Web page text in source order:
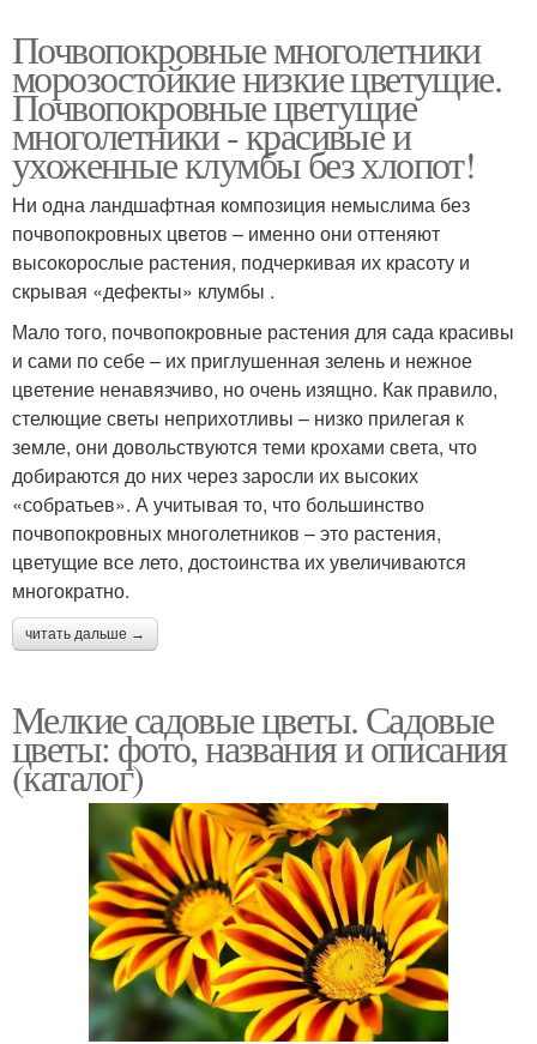
Почвопокровные многолетники
морозостойкие низкие цветущие.
Почвопокровные цветущие
многолетники - красивые и
ухоженные клумбы без хлопот!
Ни одна ландшафтная композиция немыслима без
почвопокровных цветов – именно они оттеняют
высокорослые растения, подчеркивая их красоту и
скрывая «дефекты» клумбы .
Мало того, почвопокровные растения для сада красивы
и сами по себе – их приглушенная зелень и нежное
цветение ненавязчиво, но очень изящно. Как правило,
стелющие светы неприхотливы – низко прилегая к
земле, они довольствуются теми крохами света, что
добираются до них через заросли их высоких
«собратьев». А учитывая то, что большинство
почвопокровных многолетников – это растения,
цветущие все лето, достоинства их увеличиваются
многократно.
читать дальше →
Мелкие садовые цветы. Садовые
цветы: фото, названия и описания
(каталог)